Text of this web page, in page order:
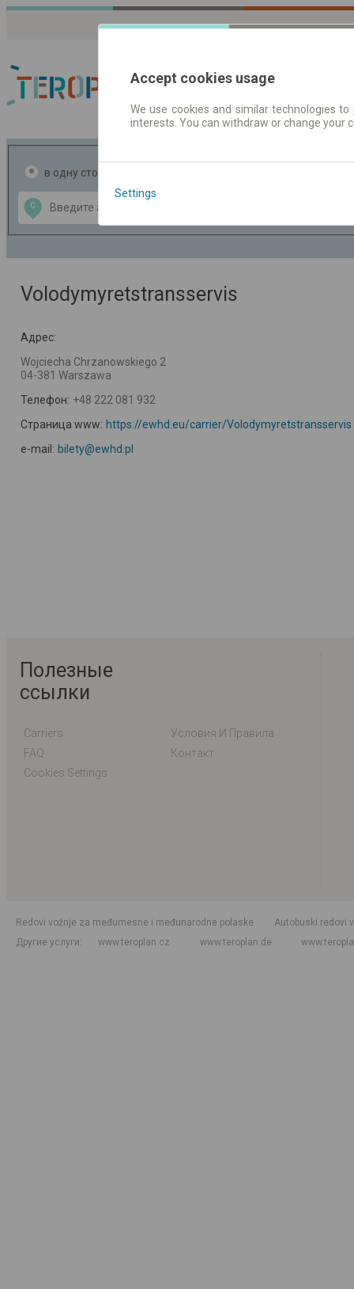
Расписания
в одну сторону
С
Data CC-BY-SA
OpenStreetMap
GeoLite data by
Volodymyretstransservis
Адрес:
Wojciecha Chrzanowskiego 2
04-381 Warszawa
Телефон: +48 222 081 932
Страница www: https://ewhd.eu/carrier/Volodymyretstransservis
e-mail: bilety@ewhd.pl
Полезные
ссылки
Carriers
Условия И Правила
FAQ
Контакт
Cookies Settings
Redovi vožnje za međumesne i međunarodne polaske
Autobuski redovi
Другие услуги
www.teroplan.cz www.teroplan.de
Accept cookies usage
We use cookies and similar technologies
interests. You can withdraw or change
Settings